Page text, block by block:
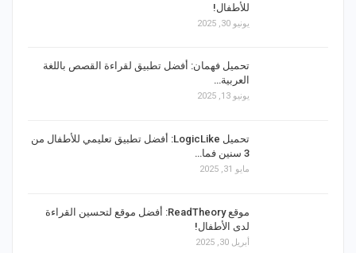
للأطفال!
يونيو 30, 2025
تحميل فهمان: أفضل تطبيق لقراءة القصص باللغة
العربية…
يونيو 13, 2025
تحميل LogicLike: أفضل تطبيق تعليمي للأطفال من
3 سنين فما…
مايو 31, 2025
موقع ReadTheory: أفضل موقع لتحسين القراءة
لدى الأطفال!
أبريل 30, 2025